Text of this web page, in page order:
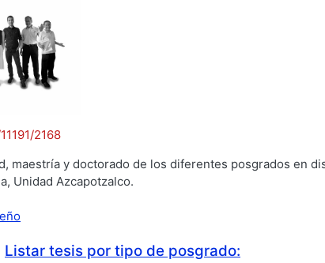
2168
maestría y doctorado de los diferentes posgrados en
Unidad Azcapotzalco.
Listar tesis por tipo de posgrado: